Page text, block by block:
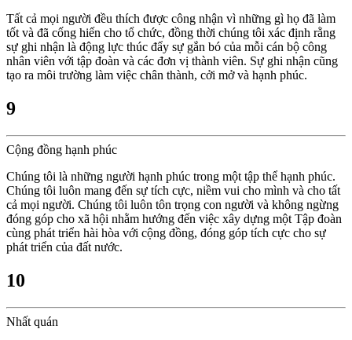
Tất cả mọi người đều thích được công nhận vì những gì họ đã làm
tốt và đã cống hiến cho tổ chức, đồng thời chúng tôi xác định rằng
sự ghi nhận là động lực thúc đẩy sự gắn bó của mỗi cán bộ công
nhân viên với tập đoàn và các đơn vị thành viên. Sự ghi nhận cũng
tạo ra môi trường làm việc chân thành, cởi mở và hạnh phúc.
9
Cộng đồng hạnh phúc
Chúng tôi là những người hạnh phúc trong một tập thể hạnh phúc.
Chúng tôi luôn mang đến sự tích cực, niềm vui cho mình và cho tất
cả mọi người. Chúng tôi luôn tôn trọng con người và không ngừng
đóng góp cho xã hội nhằm hướng đến việc xây dựng một Tập đoàn
cùng phát triển hài hòa với cộng đồng, đóng góp tích cực cho sự
phát triển của đất nước.
10
Nhất quán